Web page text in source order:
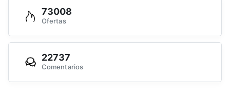
73008
Ofertas
22737
Comentarios